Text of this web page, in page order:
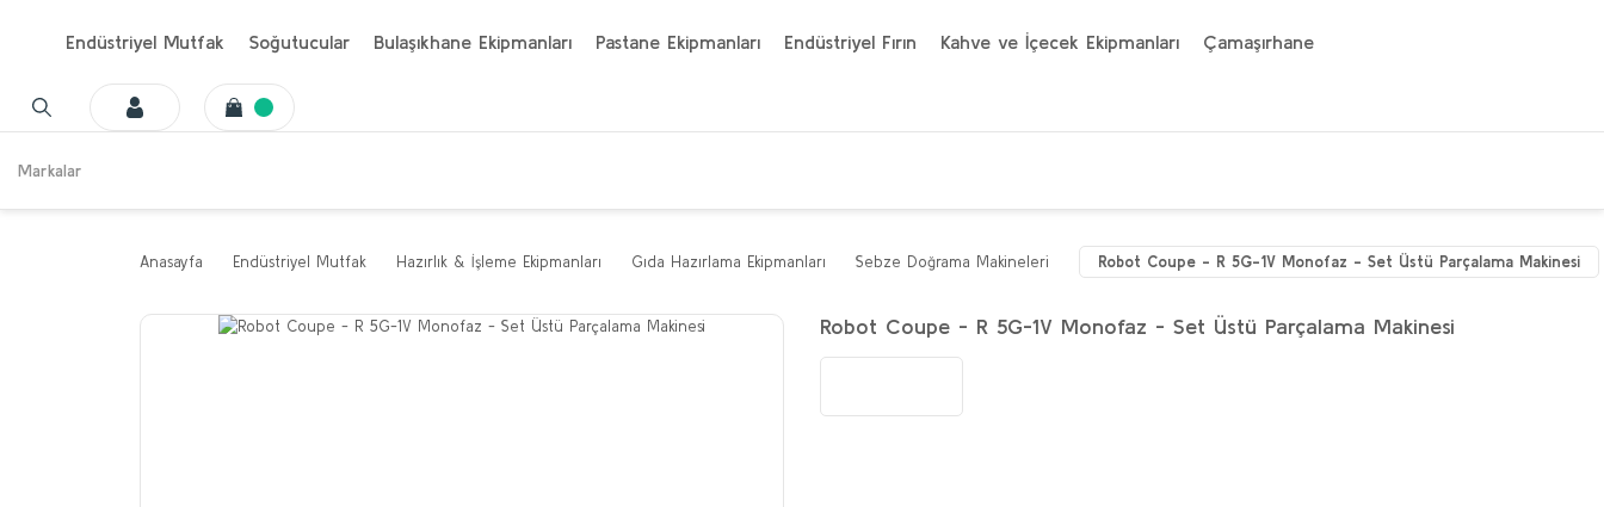
Endüstriyel Mutfak Soğutucular Bulaşıkhane Ekipmanları Pastane Ekipmanları Endüstriyel Fırın Kahve ve İçecek Ekipmanları Çamaşırhane
Markalar
Anasayfa Endüstriyel Mutfak Hazırlık & İşleme Ekipmanları Gıda Hazırlama Ekipmanları Sebze Doğrama Makineleri Robot Coupe - R 5G-1V Monofaz - Set Üstü Parçalama Makinesi
Robot Coupe - R 5G-1V Monofaz - Set Üstü Parçalama Makinesi